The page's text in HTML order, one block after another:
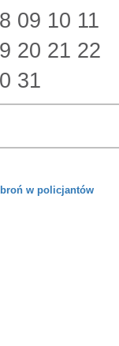
09 10 11
20 21 22
31
w policjantów